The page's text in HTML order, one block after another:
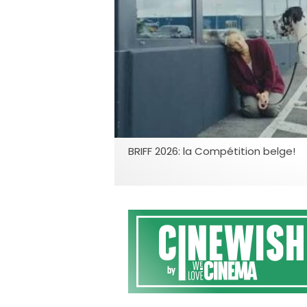
BRIFF 2026: la Compétition belge!